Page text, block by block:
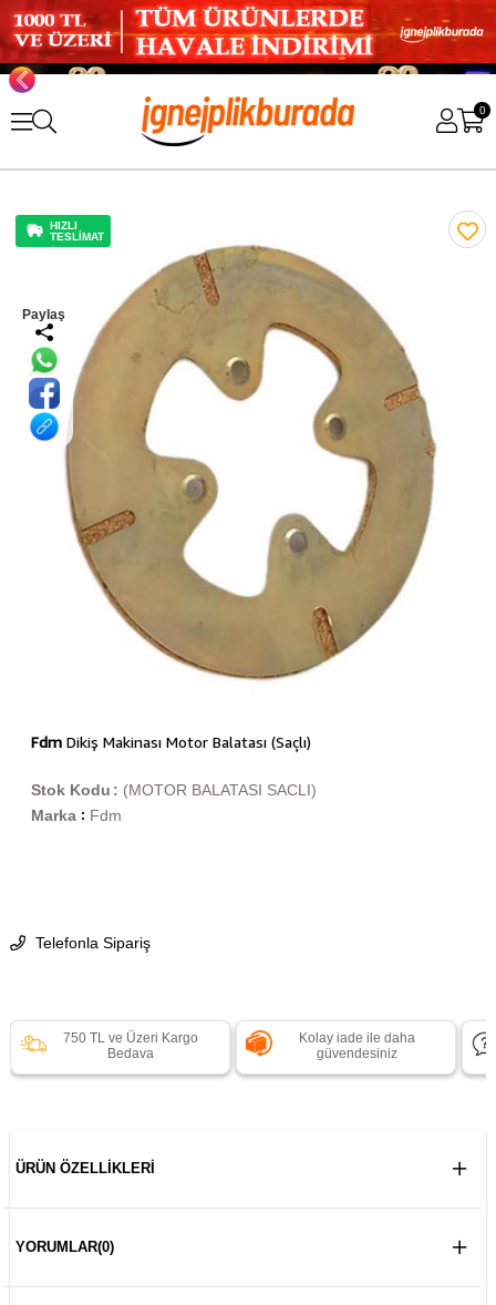
0
HIZLI
TESLİMAT
Paylaş
FdmDikiş Makinası Motor Balatası (Saçlı)
(MOTOR BALATASI SACLI)
Stok Kodu
Marka : Fdm
Telefonla Sipariş
750 TL ve Üzeri Kargo
Bedava
Kolay iade ile daha
güvendesiniz
ÜRÜN ÖZELLIKLERI
YORUMLAR(0)